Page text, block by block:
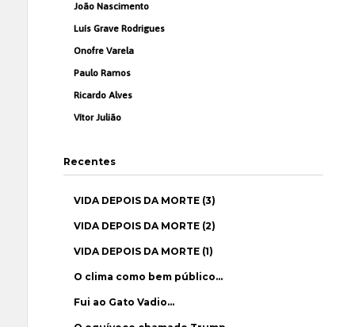
João Nascimento
Luís Grave Rodrigues
Onofre Varela
Paulo Ramos
Ricardo Alves
Vítor Julião
Recentes
VIDA DEPOIS DA MORTE (3)
VIDA DEPOIS DA MORTE (2)
VIDA DEPOIS DA MORTE (1)
O clima como bem público…
Fui ao Gato Vadio…